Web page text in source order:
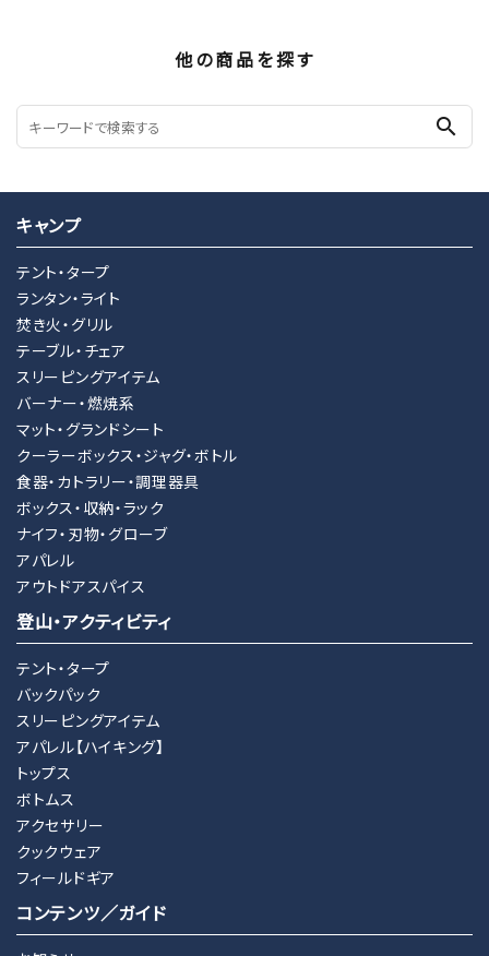
他の商品を探す
search
キャンプ
テント・タープ
ランタン・ライト
焚き火・グリル
テーブル・チェア
スリーピングアイテム
バーナー・燃焼系
マット・グランドシート
クーラーボックス・ジャグ・ボトル
食器・カトラリー・調理器具
ボックス・収納・ラック
ナイフ・刃物・グローブ
アパレル
アウトドアスパイス
登山・アクティビティ
テント・タープ
バックパック
スリーピングアイテム
アパレル【ハイキング】
トップス
ボトムス
アクセサリー
クックウェア
フィールドギア
コンテンツ／ガイド